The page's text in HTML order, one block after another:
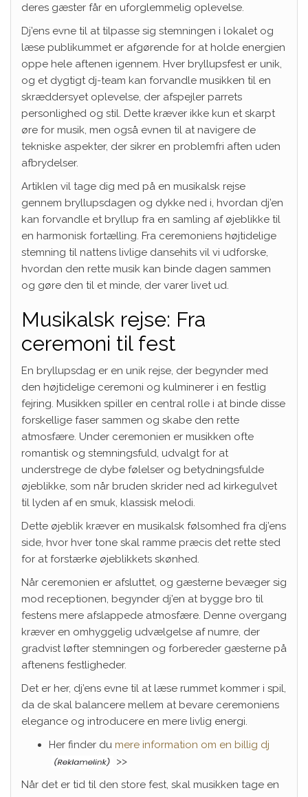
deres gæster får en uforglemmelig oplevelse.
Dj’ens evne til at tilpasse sig stemningen i lokalet og
læse publikummet er afgørende for at holde energien
oppe hele aftenen igennem. Hver bryllupsfest er unik,
og et dygtigt dj-team kan forvandle musikken til en
skræddersyet oplevelse, der afspejler parrets
personlighed og stil. Dette kræver ikke kun et skarpt
øre for musik, men også evnen til at navigere de
tekniske aspekter, der sikrer en problemfri aften uden
afbrydelser.
Artiklen vil tage dig med på en musikalsk rejse
gennem bryllupsdagen og dykke ned i, hvordan dj’en
kan forvandle et bryllup fra en samling af øjeblikke til
en harmonisk fortælling. Fra ceremoniens højtidelige
stemning til nattens livlige dansehits vil vi udforske,
hvordan den rette musik kan binde dagen sammen
og gøre den til et minde, der varer livet ud.
Musikalsk rejse: Fra
ceremoni til fest
En bryllupsdag er en unik rejse, der begynder med
den højtidelige ceremoni og kulminerer i en festlig
fejring. Musikken spiller en central rolle i at binde disse
forskellige faser sammen og skabe den rette
atmosfære. Under ceremonien er musikken ofte
romantisk og stemningsfuld, udvalgt for at
understrege de dybe følelser og betydningsfulde
øjeblikke, som når bruden skrider ned ad kirkegulvet
til lyden af en smuk, klassisk melodi.
Dette øjeblik kræver en musikalsk følsomhed fra dj’ens
side, hvor hver tone skal ramme præcis det rette sted
for at forstærke øjeblikkets skønhed.
Når ceremonien er afsluttet, og gæsterne bevæger sig
mod receptionen, begynder dj’en at bygge bro til
festens mere afslappede atmosfære. Denne overgang
kræver en omhyggelig udvælgelse af numre, der
gradvist løfter stemningen og forbereder gæsterne på
aftenens festligheder.
Det er her, dj’ens evne til at læse rummet kommer i spil,
da de skal balancere mellem at bevare ceremoniens
elegance og introducere en mere livlig energi.
Her finder du mere information om en billig dj
>>
Når det er tid til den store fest, skal musikken tage en